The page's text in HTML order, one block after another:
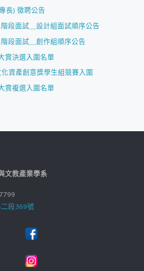
長) 徵聘公告
段面試＿設計組面試順序公告
段面試＿創作組順序公告
賞決選入圍名單
化資產創意獎學生組競賽入圍
賞複選入圍名單
文教產業學系
段369號